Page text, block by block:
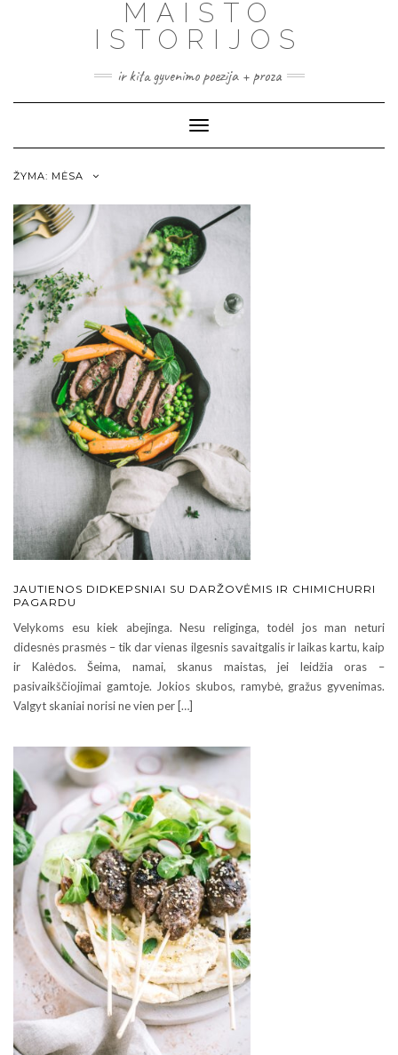
MAISTO
ISTORIJOS
ir kita gyvenimo poezija + proza
Toggle
Navigation
ŽYMA: MĖSA
JAUTIENOS DIDKEPSNIAI SU DARŽOVĖMIS IR CHIMICHURRI
PAGARDU
Velykoms esu kiek abejinga. Nesu religinga, todėl jos man neturi
didesnės prasmės – tik dar vienas ilgesnis savaitgalis ir laikas kartu, kaip
ir Kalėdos. Šeima, namai, skanus maistas, jei leidžia oras –
pasivaikščiojimai gamtoje. Jokios skubos, ramybė, gražus gyvenimas.
Valgyt skaniai norisi ne vien per […]